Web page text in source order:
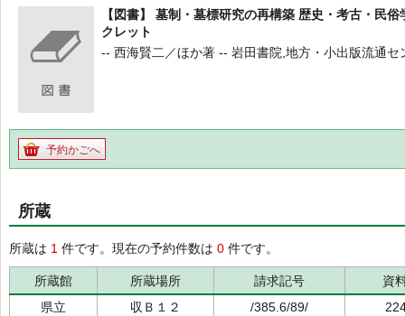
【図書】 墓制・墓標研究の再構築 歴史・考古・民
クレット
-- 西海賢二／ほか著 -- 岩田書院,地方・小出版流通
予約かごへ
所蔵
所蔵は 1 件です。現在の予約件数は 0 件です。
所蔵館 所蔵場所 請求記号
資
県立
収Ｂ１２ /385.6/89/